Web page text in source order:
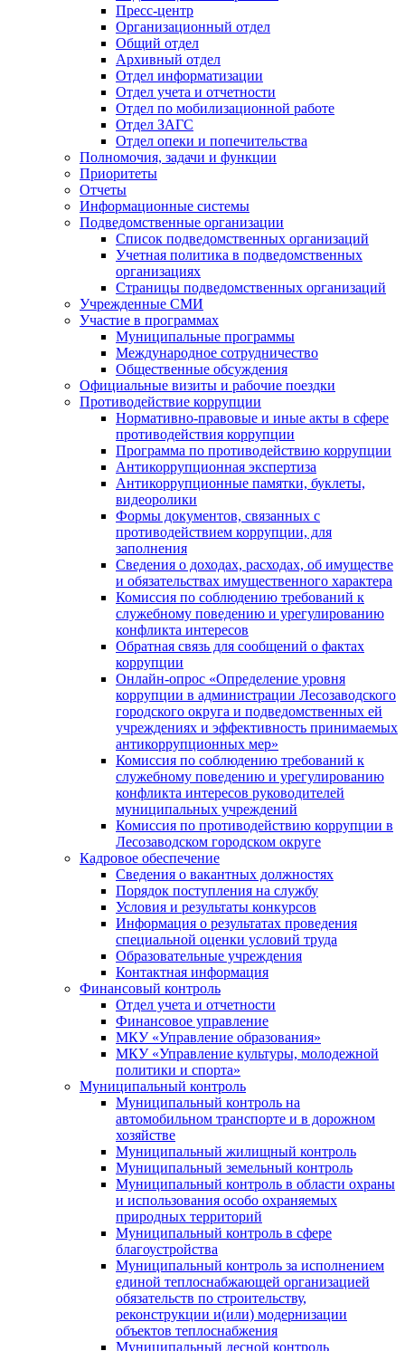
Пресс-центр
Организационный отдел
Общий отдел
Архивный отдел
Отдел информатизации
Отдел учета и отчетности
Отдел по мобилизационной работе
Отдел ЗАГС
Отдел опеки и попечительства
Полномочия, задачи и функции
Приоритеты
Отчеты
Информационные системы
Подведомственные организации
Список подведомственных организаций
Учетная политика в подведомственных
организациях
Страницы подведомственных организаций
Учрежденные СМИ
Участие в программах
Муниципальные программы
Международное сотрудничество
Общественные обсуждения
Официальные визиты и рабочие поездки
Противодействие коррупции
Нормативно-правовые и иные акты в сфере
противодействия коррупции
Программа по противодействию коррупции
Антикоррупционная экспертиза
Антикоррупционные памятки, буклеты,
видеоролики
Формы документов, связанных с
противодействием коррупции, для
заполнения
Сведения о доходах, расходах, об имуществе
и обязательствах имущественного характера
Комиссия по соблюдению требований к
служебному поведению и урегулированию
конфликта интересов
Обратная связь для сообщений о фактах
коррупции
Онлайн-опрос «Определение уровня
коррупции в администрации Лесозаводского
городского округа и подведомственных ей
учреждениях и эффективность принимаемых
антикоррупционных мер»
Комиссия по соблюдению требований к
служебному поведению и урегулированию
конфликта интересов руководителей
муниципальных учреждений
Комиссия по противодействию коррупции в
Лесозаводском городском округе
Кадровое обеспечение
Сведения о вакантных должностях
Порядок поступления на службу
Условия и результаты конкурсов
Информация о результатах проведения
специальной оценки условий труда
Образовательные учреждения
Контактная информация
Финансовый контроль
Отдел учета и отчетности
Финансовое управление
МКУ «Управление образования»
МКУ «Управление культуры, молодежной
политики и спорта»
Муниципальный контроль
Муниципальный контроль на
автомобильном транспорте и в дорожном
хозяйстве
Муниципальный жилищный контроль
Муниципальный земельный контроль
Муниципальный контроль в области охраны
и использования особо охраняемых
природных территорий
Муниципальный контроль в сфере
благоустройства
Муниципальный контроль за исполнением
единой теплоснабжающей организацией
обязательств по строительству,
реконструкции и(или) модернизации
объектов теплоснабжения
Муниципальный лесной контроль